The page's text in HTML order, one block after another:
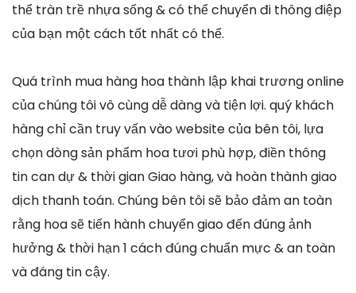
thể tràn trề nhựa sống & có thể chuyển đi thông điệp
của bạn một cách tốt nhất có thể.
Quá trình mua hàng hoa thành lập khai trương online
của chúng tôi vô cùng dễ dàng và tiện lợi. quý khách
hàng chỉ cần truy vấn vào website của bên tôi, lựa
chọn dòng sản phẩm hoa tươi phù hợp, điền thông
tin can dự & thời gian Giao hàng, và hoàn thành giao
dịch thanh toán. Chúng bên tôi sẽ bảo đảm an toàn
rằng hoa sẽ tiến hành chuyển giao đến đúng ảnh
hưởng & thời hạn 1 cách đúng chuẩn mực & an toàn
và đáng tin cậy.